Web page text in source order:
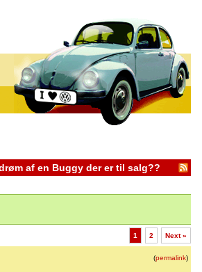
af en Buggy der er til salg??
1 2 Next »
(permalink)